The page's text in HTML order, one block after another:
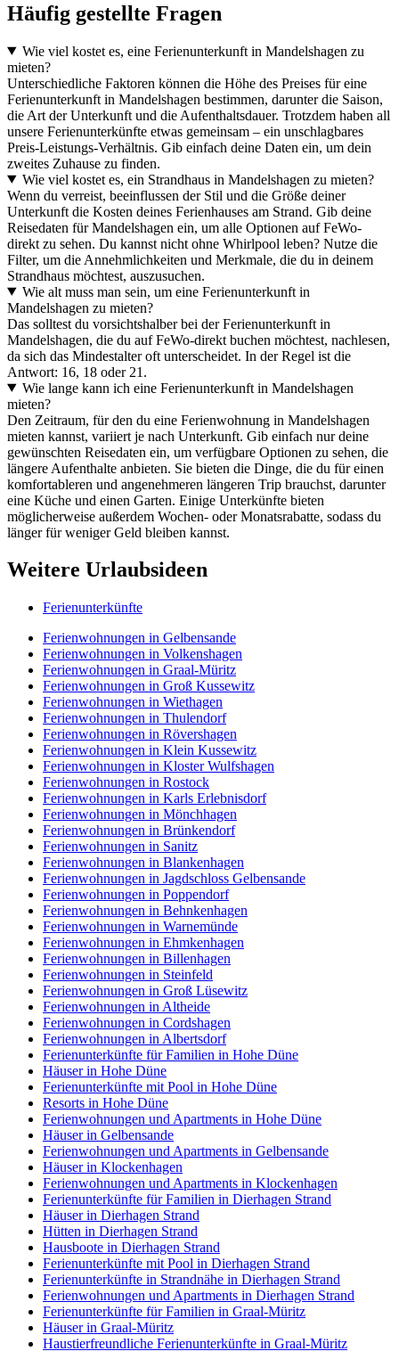
Häufig gestellte Fragen
Wie viel kostet es, eine Ferienunterkunft in Mandelshagen zu
mieten?
Unterschiedliche Faktoren können die Höhe des Preises für eine
Ferienunterkunft in Mandelshagen bestimmen, darunter die Saison,
die Art der Unterkunft und die Aufenthaltsdauer. Trotzdem haben all
unsere Ferienunterkünfte etwas gemeinsam – ein unschlagbares
Preis-Leistungs-Verhältnis. Gib einfach deine Daten ein, um dein
zweites Zuhause zu finden.
Wie viel kostet es, ein Strandhaus in Mandelshagen zu mieten?
Wenn du verreist, beeinflussen der Stil und die Größe deiner
Unterkunft die Kosten deines Ferienhauses am Strand. Gib deine
Reisedaten für Mandelshagen ein, um alle Optionen auf FeWo-
direkt zu sehen. Du kannst nicht ohne Whirlpool leben? Nutze die
Filter, um die Annehmlichkeiten und Merkmale, die du in deinem
Strandhaus möchtest, auszusuchen.
Wie alt muss man sein, um eine Ferienunterkunft in
Mandelshagen zu mieten?
Das solltest du vorsichtshalber bei der Ferienunterkunft in
Mandelshagen, die du auf FeWo-direkt buchen möchtest, nachlesen,
da sich das Mindestalter oft unterscheidet. In der Regel ist die
Antwort: 16, 18 oder 21.
Wie lange kann ich eine Ferienunterkunft in Mandelshagen
mieten?
Den Zeitraum, für den du eine Ferienwohnung in Mandelshagen
mieten kannst, variiert je nach Unterkunft. Gib einfach nur deine
gewünschten Reisedaten ein, um verfügbare Optionen zu sehen, die
längere Aufenthalte anbieten. Sie bieten die Dinge, die du für einen
komfortableren und angenehmeren längeren Trip brauchst, darunter
eine Küche und einen Garten. Einige Unterkünfte bieten
möglicherweise außerdem Wochen- oder Monatsrabatte, sodass du
länger für weniger Geld bleiben kannst.
Weitere Urlaubsideen
Ferienunterkünfte
Ferienwohnungen in Gelbensande
Ferienwohnungen in Volkenshagen
Ferienwohnungen in Graal-Müritz
Ferienwohnungen in Groß Kussewitz
Ferienwohnungen in Wiethagen
Ferienwohnungen in Thulendorf
Ferienwohnungen in Rövershagen
Ferienwohnungen in Klein Kussewitz
Ferienwohnungen in Kloster Wulfshagen
Ferienwohnungen in Rostock
Ferienwohnungen in Karls Erlebnisdorf
Ferienwohnungen in Mönchhagen
Ferienwohnungen in Brünkendorf
Ferienwohnungen in Sanitz
Ferienwohnungen in Blankenhagen
Ferienwohnungen in Jagdschloss Gelbensande
Ferienwohnungen in Poppendorf
Ferienwohnungen in Behnkenhagen
Ferienwohnungen in Warnemünde
Ferienwohnungen in Ehmkenhagen
Ferienwohnungen in Billenhagen
Ferienwohnungen in Steinfeld
Ferienwohnungen in Groß Lüsewitz
Ferienwohnungen in Altheide
Ferienwohnungen in Cordshagen
Ferienwohnungen in Albertsdorf
Ferienunterkünfte für Familien in Hohe Düne
Häuser in Hohe Düne
Ferienunterkünfte mit Pool in Hohe Düne
Resorts in Hohe Düne
Ferienwohnungen und Apartments in Hohe Düne
Häuser in Gelbensande
Ferienwohnungen und Apartments in Gelbensande
Häuser in Klockenhagen
Ferienwohnungen und Apartments in Klockenhagen
Ferienunterkünfte für Familien in Dierhagen Strand
Häuser in Dierhagen Strand
Hütten in Dierhagen Strand
Hausboote in Dierhagen Strand
Ferienunterkünfte mit Pool in Dierhagen Strand
Ferienunterkünfte in Strandnähe in Dierhagen Strand
Ferienwohnungen und Apartments in Dierhagen Strand
Ferienunterkünfte für Familien in Graal-Müritz
Häuser in Graal-Müritz
Haustierfreundliche Ferienunterkünfte in Graal-Müritz